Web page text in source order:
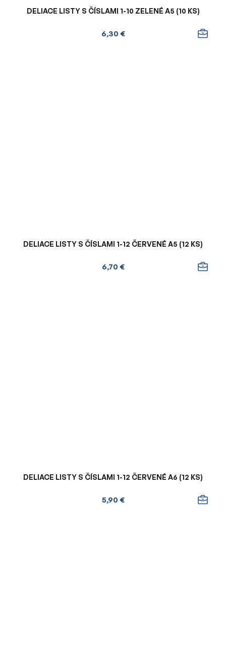
DELIACE LISTY S ČÍSLAMI 1-10 ZELENÉ A5 (10 KS)
6,30 €
DELIACE LISTY S ČÍSLAMI 1-12 ČERVENÉ A5 (12 KS)
6,70 €
DELIACE LISTY S ČÍSLAMI 1-12 ČERVENÉ A6 (12 KS)
5,90 €